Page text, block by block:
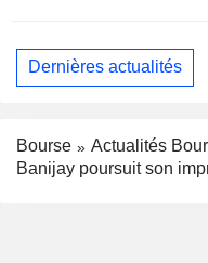
Dernières actualités
Bourse
Actualités
Banijay poursuit son